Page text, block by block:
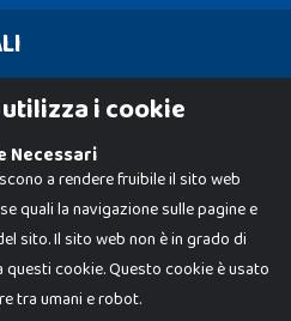
i cookie
Necessari
a rendere fruibile il sito web
quali la navigazione sulle pagine e
sito. Il sito web non è in grado di
cookie. Questo cookie è usato
tra umani e robot.